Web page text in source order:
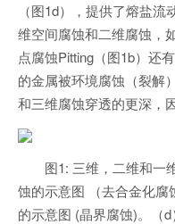
（图1d），提供了熔盐
维空间腐蚀和二维腐蚀，
点腐蚀Pitting（图1b）还
的金属被环境腐蚀（裂解
和三维腐蚀穿透的更深，
图1: 三维，二维和一
蚀的示意图 （去合金化
的示意图 (晶界腐蚀)。（